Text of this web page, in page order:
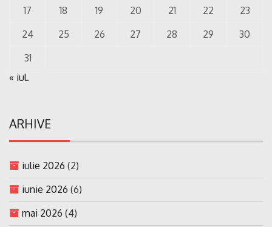
17
18 19 20 21 22
23
24
25 26 27 28 29
30
31
« iul.
ARHIVE
iulie 2026 (2)
iunie 2026 (6)
mai 2026 (4)